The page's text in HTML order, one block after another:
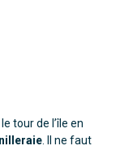
tour de l’île en
. Il ne faut